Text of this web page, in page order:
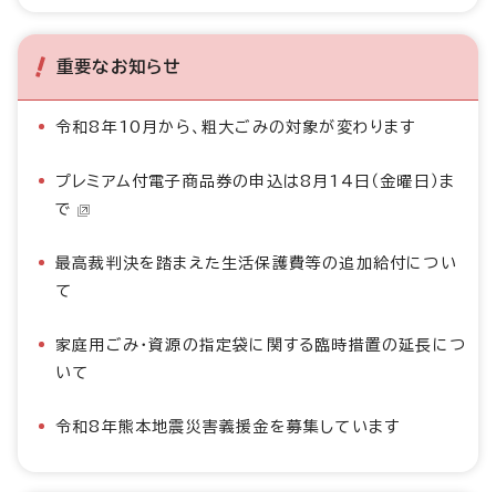
重要なお知らせ
令和8年10月から、粗大ごみの対象が変わります
プレミアム付電子商品券の申込は8月14日（金曜日）ま
で
最高裁判決を踏まえた生活保護費等の追加給付につい
て
家庭用ごみ・資源の指定袋に関する臨時措置の延長につ
いて
令和8年熊本地震災害義援金を募集しています